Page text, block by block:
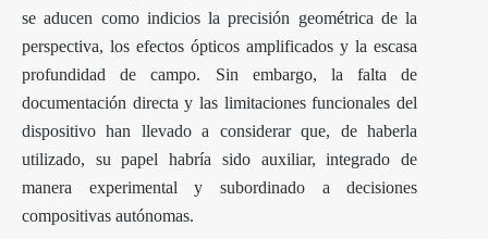
se aducen como indicios la precisión geométrica de la
perspectiva, los efectos ópticos amplificados y la escasa
profundidad de campo. Sin embargo, la falta de
documentación directa y las limitaciones funcionales del
dispositivo han llevado a considerar que, de haberla
utilizado, su papel habría sido auxiliar, integrado de
manera experimental y subordinado a decisiones
compositivas autónomas.